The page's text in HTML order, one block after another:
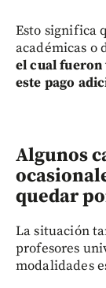
Esto significa
académicas o
el cual fueron
este pago
Algunos
quedar
La situación
profesores
modalidades